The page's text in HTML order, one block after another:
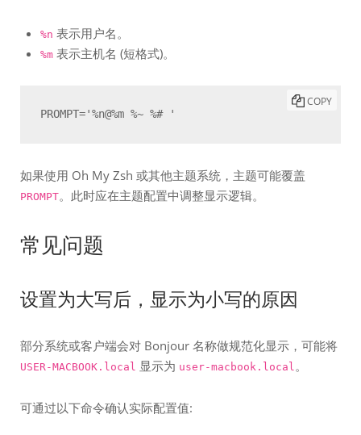
%n 表示用户名。
%m 表示主机名 (短格式)。
PROMPT='%n@%m %~ %# '
COPY
如果使用 Oh My Zsh 或其他主题系统，主题可能覆盖
PROMPT。此时应在主题配置中调整显示逻辑。
常见问题
设置为大写后，显示为小写的原因
部分系统或客户端会对 Bonjour 名称做规范化显示，可能将
USER-MACBOOK.local 显示为 user-macbook.local 。
可通过以下命令确认实际配置值: